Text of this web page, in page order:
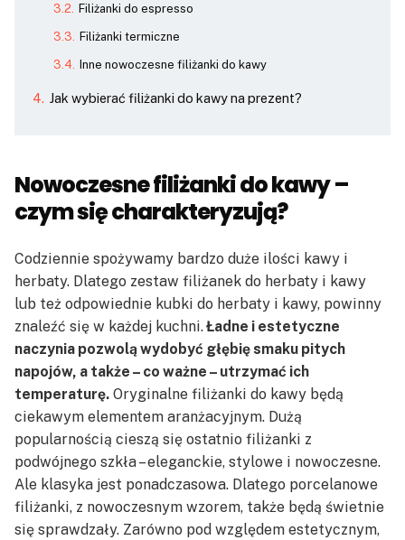
Filiżanki do espresso
Filiżanki termiczne
Inne nowoczesne filiżanki do kawy
Jak wybierać filiżanki do kawy na prezent?
Nowoczesne filiżanki do kawy –
czym się charakteryzują?
Codziennie spożywamy bardzo duże ilości kawy i
herbaty. Dlatego zestaw filiżanek do herbaty i kawy
lub też odpowiednie kubki do herbaty i kawy, powinny
znaleźć się w każdej kuchni.Ładne i estetyczne
naczynia pozwolą wydobyć głębię smaku pitych
napojów, a także – co ważne – utrzymać ich
temperaturę. Oryginalne filiżanki do kawy będą
ciekawym elementem aranżacyjnym. Dużą
popularnością cieszą się ostatnio filiżanki z
podwójnego szkła – eleganckie, stylowe i nowoczesne.
Ale klasyka jest ponadczasowa. Dlatego porcelanowe
filiżanki, z nowoczesnym wzorem, także będą świetnie
się sprawdzały. Zarówno pod względem estetycznym,